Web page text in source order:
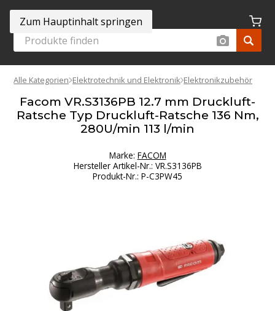
Zum Hauptinhalt springen
Alle Kategorien Elektrotechnik und Elektronik Elektronikzubehör
Facom VR.S3136PB 12.7 mm Druckluft-
Ratsche Typ Druckluft-Ratsche 136 Nm,
280U/min 113 l/min
Marke: FACOM
Hersteller Artikel-Nr.: VR.S3136PB
Produkt-Nr.: P-C3PW45